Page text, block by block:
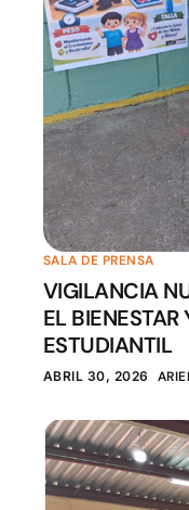
SALA DE PRENSA
VIGILANCIA
EL
ESTUDIANTIL
ABRIL 30, 2026